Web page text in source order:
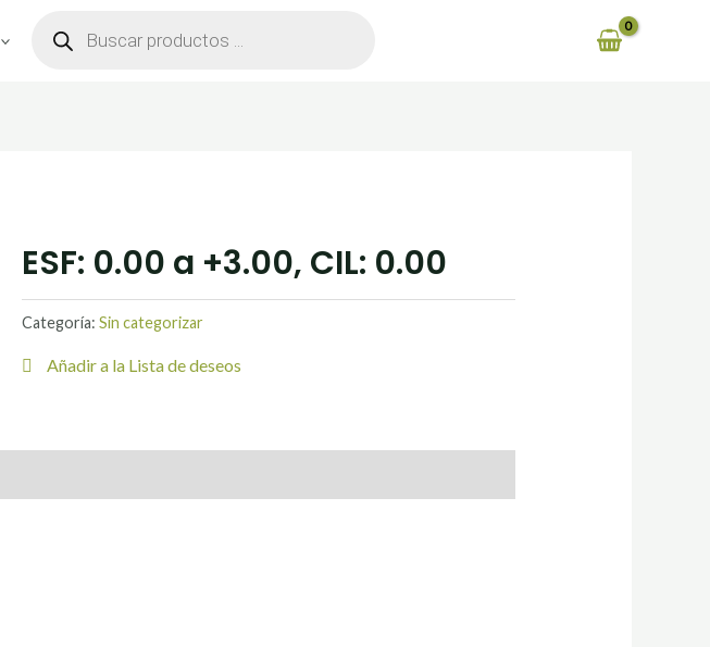
PRODUCTOS
ESF: 0.00 a +3.00, CIL: 0.00
Categoría:Sin categorizar
Añadir a la Lista de deseos